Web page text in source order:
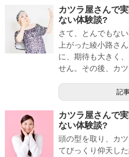
カツラ屋さんで
ない体験談?
さて、とんでもな
上がった綾小路さ
に、期待も大きく
せん。その後、カツ
記
カツラ屋さんで
ない体験談?
頭の型を取り、カ
てびっくり仰天し